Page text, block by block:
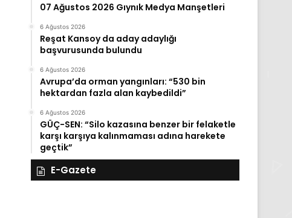
07 Ağustos 2026 Gıynık Medya Manşetleri
6 Ağustos 2026
Reşat Kansoy da aday adaylığı
başvurusunda bulundu
6 Ağustos 2026
Avrupa’da orman yangınları: “530 bin
hektardan fazla alan kaybedildi”
6 Ağustos 2026
GÜÇ-SEN: “Silo kazasına benzer bir felaketle
karşı karşıya kalınmaması adına harekete
geçtik”
E-Gazete